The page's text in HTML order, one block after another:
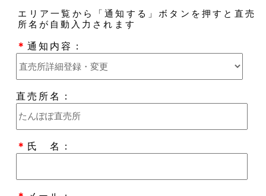
エリア一覧から「通知する」ボタンを押すと直売
所名が自動入力されます
＊通知内容：
直売所名：
＊ 氏 名：